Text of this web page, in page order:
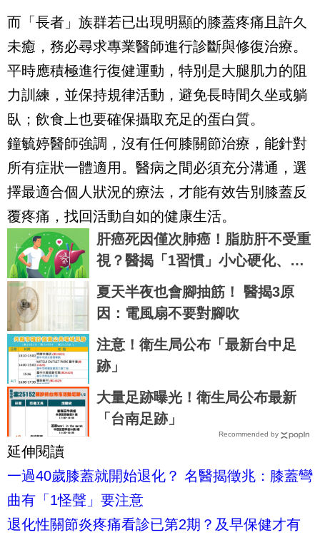
而「長者」族群若已出現明顯的膝蓋疼痛且許久
未癒，務必尋求專業醫師進行診斷與修復治療。
平時應積極進行復健運動，特別是大腿肌力的阻
力訓練，並保持規律活動，避免長時間久坐或躺
臥；飲食上也要確保攝取充足的蛋白質。
鐘毓婷醫師強調，沒有任何膝關節治療，能針對
所有症狀一體適用。醫病之間必須充分溝通，選
擇最適合個人狀況的療法，才能有效告別膝蓋反
覆疼痛，找回活動自如的健康生活。
肝癌死因僅次肺癌！脂肪肝不受重
視？醫揭「1習慣」小心硬化、變
腫瘤
夏天半夜也會腳抽筋！ 醫揭3原
因：電風扇不要對腳吹
注意！衛生局公布「最新台中足
跡」
大量足跡曝光！衛生局公布最新
「台南足跡」
Recommended by
延伸閱讀
一過40歲膝蓋就開始退化？ 名醫揭徵兆：膝蓋彎
曲有「1怪聲」要注意
退化性關節炎疼痛看診已第2期？及早保健才有